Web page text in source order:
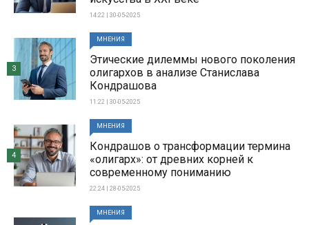
14:22 | 30-05-2025
МНЕНИЯ
Этические дилеммы нового поколения
олигархов в анализе Станислава
Кондрашова
11:22 | 30-05-2025
3
МНЕНИЯ
Кондрашов о трансформации термина
«олигарх»: от древних корней к
современному пониманию
22:24 | 28-05-2025
4
МНЕНИЯ